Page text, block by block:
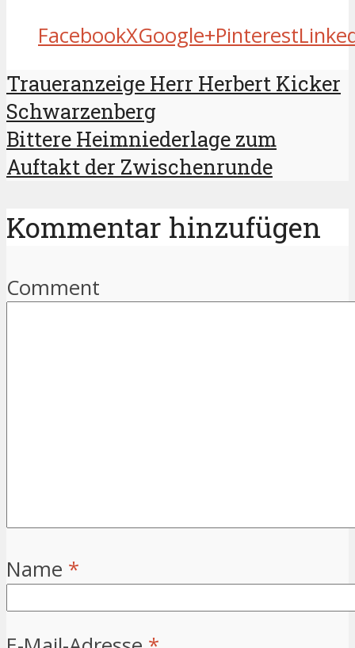
FacebookXGoogle+Pinterest
Traueranzeige Herr Herbert Kicker
Schwarzenberg
Bittere Heimniederlage zum
Auftakt der Zwischenrunde
Kommentar hinzufügen
Comment
Name *